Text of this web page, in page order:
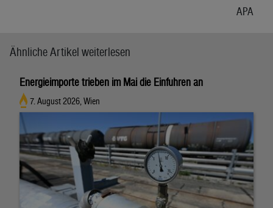
APA
Ähnliche Artikel weiterlesen
Energieimporte trieben im Mai die Einfuhren an
7. August 2026, Wien